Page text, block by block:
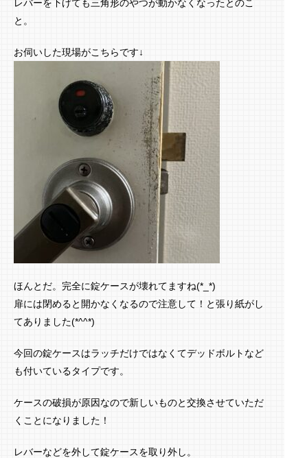
レバーを下げても三角形のやつが動かなくなったとのこ
と。
お伺いした現場がこちらです↓
ほんとだ。完全に錠ケースが壊れてますね(*_*)
扉には閉めると開かなくなるので注意して！と張り紙がし
てありました(*^^*)
今回の錠ケースはラッチだけではなくてデッドボルトなど
も付いているタイプです。
ケースの破損が原因なので新しいものと交換させていただ
くことになりました！
レバーなどを外して錠ケースを取り外し。